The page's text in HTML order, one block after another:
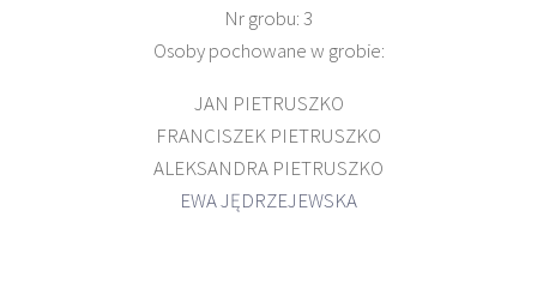
Nr grobu: 3
Osoby pochowane w grobie:
JAN PIETRUSZKO
FRANCISZEK PIETRUSZKO
ALEKSANDRA PIETRUSZKO
EWA JĘDRZEJEWSKA